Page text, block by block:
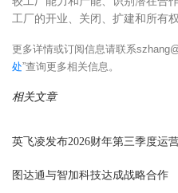
工厂的开业、关闭、扩建和所有权
更多详情或订阅信息请联系
处”查询更多相关信息。
相关文章
英飞凌发布2026财年第三季度运
图达通与智加科技达成战略合作